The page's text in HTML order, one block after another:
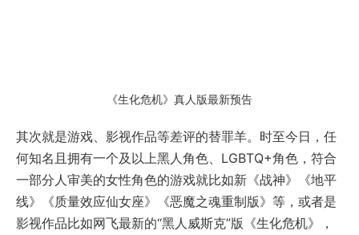
《生化危机》真人版最新预告
其次就是游戏、影视作品等差评的替罪羊。时至今日，任
何知名且拥有一个及以上黑人角色、LGBTQ+角色，符合
一部分人审美的女性角色的游戏就比如新《战神》《地平
线》《质量效应仙女座》《恶魔之魂重制版》等，或者是
影视作品比如网飞最新的“黑人威斯克”版《生化危机》，